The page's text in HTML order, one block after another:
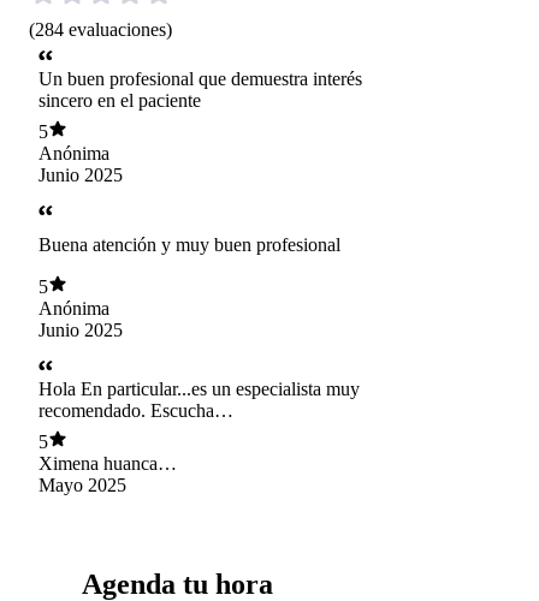
(284 evaluaciones)
Un buen profesional que demuestra interés
sincero en el paciente
5
Anónima
Junio 2025
Buena atención y muy buen profesional
5
Anónima
Junio 2025
Hola En particular...es un especialista muy
recomendado. Escucha
atentamente..ayuda..muchisimo...se nota su
profesionalismo... Tambien destacar su
amabilidad al escuchar y hablar. Es muy
completo.
5
Ximena huanca
veliz
Mayo 2025
Agenda tu hora